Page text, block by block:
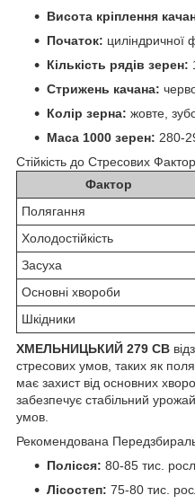
Висота кріплення
Початок:
Кількість рядів зерен:
Стрижень качана:
Колір зерна: жовте,
Маса 1000 зерен: 280-
Стійкість до Стресових
Фактор
Полягання
Холодостійкість
Засуха
Основні хвороби
Шкідники
ХМЕЛЬНИЦЬКИЙ 279 СВ
стресових умов, таких як
має захист від основних
забезпечує стабільний
умов.
Рекомендована
Полісся: 80-85 тис.
Лісостеп: 75-80 тис.